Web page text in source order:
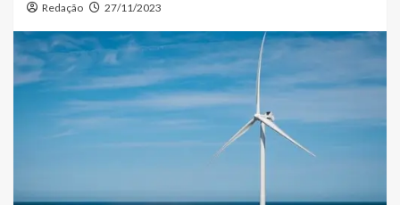
Redação 27/11/2023